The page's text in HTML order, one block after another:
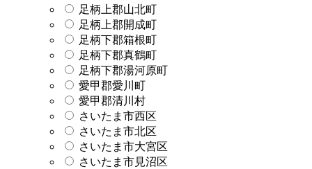
足柄上郡山北町
足柄上郡開成町
足柄下郡箱根町
足柄下郡真鶴町
足柄下郡湯河原町
愛甲郡愛川町
愛甲郡清川村
さいたま市西区
さいたま市北区
さいたま市大宮区
さいたま市見沼区